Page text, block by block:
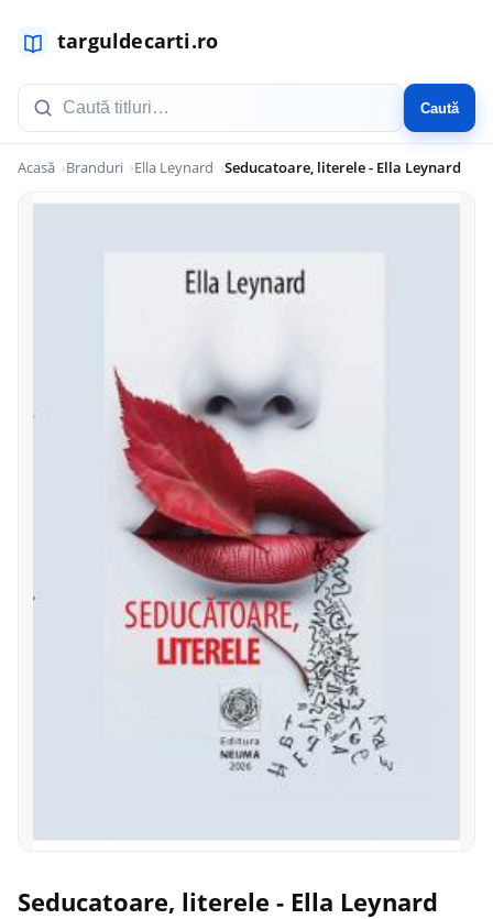
Caută
Acasă Branduri Ella Leynard Seducatoare, literele - Ella Leynard
Seducatoare, literele - Ella Leynard